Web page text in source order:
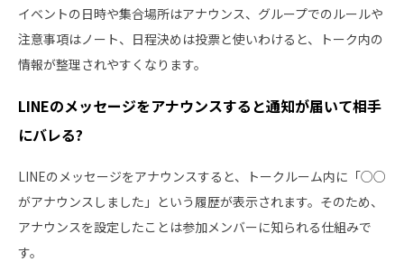
イベントの日時や集合場所はアナウンス、グループでのルールや
注意事項はノート、日程決めは投票と使いわけると、トーク内の
情報が整理されやすくなります。
LINEのメッセージをアナウンスすると通知が届いて相手
にバレる?
LINEのメッセージをアナウンスすると、トークルーム内に「○○
がアナウンスしました」という履歴が表示されます。そのため、
アナウンスを設定したことは参加メンバーに知られる仕組みで
す。